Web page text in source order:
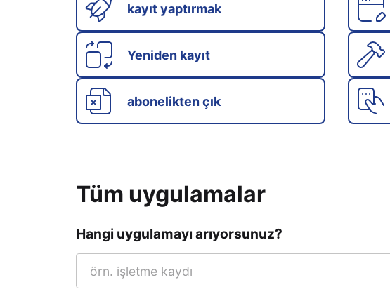
kayıt yaptırmak
Yeniden kayıt
abonelikten çık
Tüm uygulamalar
Hangi uygulamayı arıyorsunuz?